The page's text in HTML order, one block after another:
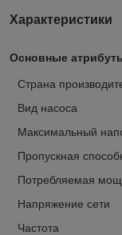
Характеристики
Основные
Страна
Вид насоса
Максимальный
Пропускная
Потребляемая
Напряжение сети
Частота